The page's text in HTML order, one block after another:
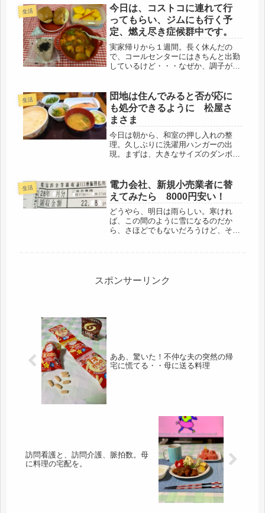
ずに済むけど・・・もう既に、内戦勃
発です。請求書関係の書類を前日、作
成...
生活
今日は、コストコに連れて行
ってもらい、ジムにも行く予
定、燃え尽き症候群中です。
実家帰りから１週間。長く休んだの
で、コールセンターにはきちんと出勤
しているけど・・・なぜか、調子が出
し、頑張った１週間だったけど、上の
空。これって、燃え尽き症候群だろう
(*...
生活
団地は住んでみると否が応に
も処分できるように 松屋さ
まさま
今日は朝から、和室の押し入れの整
理。久しぶりに洗濯用ハンガーの出
現。まずは、大きなサイズのダンボー
かなり有効底面積が増えました。問題
は、天袋には思い荷物を持ちあげられ
ないと...
生活
電力会社、新規小売業者に替
えてみたら 8000円安い！
どうやら、明日は雨らしい。寒けれ
ば、この間のように雪になるのだか
ら、さほどでもないだろうけど、それ
の夏は...
スポンサーリンク
ああ、驚いた！不仲な夫の突然の帰
宅に慌てる・・母に送る料理
訪問看護と、訪問介護、脈拍数。母
に料理の宅配を。